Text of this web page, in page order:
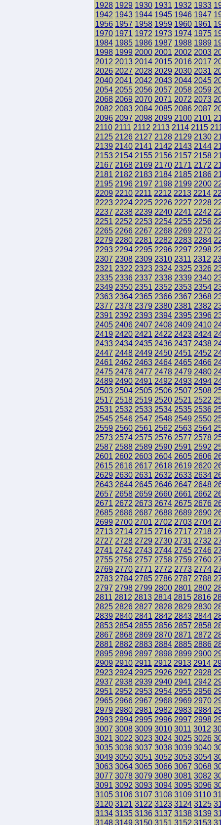
1928 1929 1930 1931 1932 1933
1942 1943 1944 1945 1946 1947
1956 1957 1958 1959 1960 1961
1970 1971 1972 1973 1974 1975
1984 1985 1986 1987 1988 1989
1998 1999 2000 2001 2002 2003
2012 2013 2014 2015 2016 2017
2026 2027 2028 2029 2030 2031
2040 2041 2042 2043 2044 2045
2054 2055 2056 2057 2058 2059
2068 2069 2070 2071 2072 2073
2082 2083 2084 2085 2086 2087
2096 2097 2098 2099 2100 2101
2110 2111 2112 2113 2114 2115
2125 2126 2127 2128 2129 2130
2139 2140 2141 2142 2143 2144
2153 2154 2155 2156 2157 2158
2167 2168 2169 2170 2171 2172
2181 2182 2183 2184 2185 2186
2195 2196 2197 2198 2199 2200
2209 2210 2211 2212 2213 2214
2223 2224 2225 2226 2227 2228
2237 2238 2239 2240 2241 2242
2251 2252 2253 2254 2255 2256
2265 2266 2267 2268 2269 2270
2279 2280 2281 2282 2283 2284
2293 2294 2295 2296 2297 2298
2307 2308 2309 2310 2311 2312
2321 2322 2323 2324 2325 2326
2335 2336 2337 2338 2339 2340
2349 2350 2351 2352 2353 2354
2363 2364 2365 2366 2367 2368
2377 2378 2379 2380 2381 2382
2391 2392 2393 2394 2395 2396
2405 2406 2407 2408 2409 2410
2419 2420 2421 2422 2423 2424
2433 2434 2435 2436 2437 2438
2447 2448 2449 2450 2451 2452
2461 2462 2463 2464 2465 2466
2475 2476 2477 2478 2479 2480
2489 2490 2491 2492 2493 2494
2503 2504 2505 2506 2507 2508
2517 2518 2519 2520 2521 2522
2531 2532 2533 2534 2535 2536
2545 2546 2547 2548 2549 2550
2559 2560 2561 2562 2563 2564
2573 2574 2575 2576 2577 2578
2587 2588 2589 2590 2591 2592
2601 2602 2603 2604 2605 2606
2615 2616 2617 2618 2619 2620
2629 2630 2631 2632 2633 2634
2643 2644 2645 2646 2647 2648
2657 2658 2659 2660 2661 2662
2671 2672 2673 2674 2675 2676
2685 2686 2687 2688 2689 2690
2699 2700 2701 2702 2703 2704
2713 2714 2715 2716 2717 2718
2727 2728 2729 2730 2731 2732
2741 2742 2743 2744 2745 2746
2755 2756 2757 2758 2759 2760
2769 2770 2771 2772 2773 2774
2783 2784 2785 2786 2787 2788
2797 2798 2799 2800 2801 2802
2811 2812 2813 2814 2815 2816
2825 2826 2827 2828 2829 2830
2839 2840 2841 2842 2843 2844
2853 2854 2855 2856 2857 2858
2867 2868 2869 2870 2871 2872
2881 2882 2883 2884 2885 2886
2895 2896 2897 2898 2899 2900
2909 2910 2911 2912 2913 2914
2923 2924 2925 2926 2927 2928
2937 2938 2939 2940 2941 2942
2951 2952 2953 2954 2955 2956
2965 2966 2967 2968 2969 2970
2979 2980 2981 2982 2983 2984
2993 2994 2995 2996 2997 2998
3007 3008 3009 3010 3011 3012
3021 3022 3023 3024 3025 3026
3035 3036 3037 3038 3039 3040
3049 3050 3051 3052 3053 3054
3063 3064 3065 3066 3067 3068
3077 3078 3079 3080 3081 3082
3091 3092 3093 3094 3095 3096
3105 3106 3107 3108 3109 3110
3120 3121 3122 3123 3124 3125
3134 3135 3136 3137 3138 3139
3148 3149 3150 3151 3152 3153